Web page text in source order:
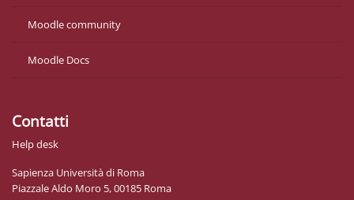
Moodle community
Moodle Docs
Contatti
Help desk
Sapienza Università di Roma
Piazzale Aldo Moro 5, 00185 Roma